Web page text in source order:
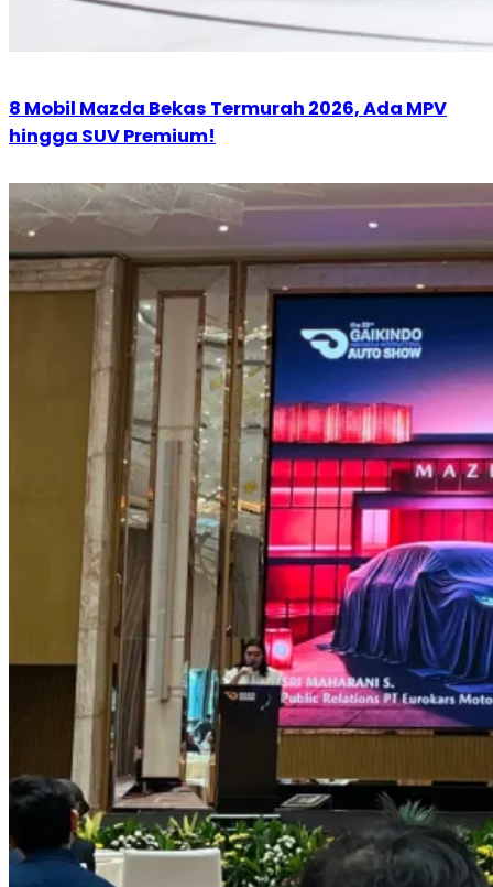
8 Mobil Mazda Bekas Termurah 2026, Ada MPV
hingga SUV Premium!